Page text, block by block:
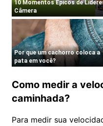
Como medir a
caminhada?
Para medir sua